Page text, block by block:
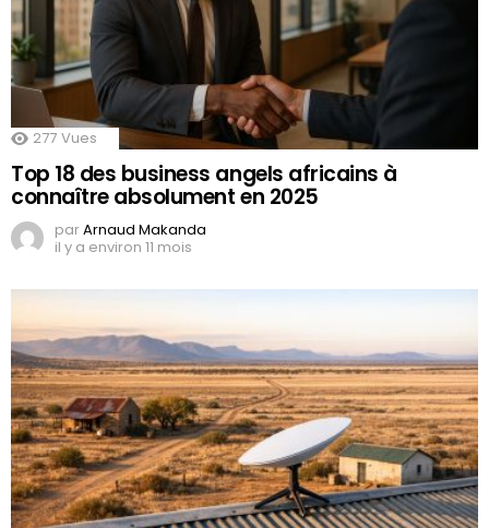
277 Vues
Top 18 des business angels africains à
connaître absolument en 2025
parArnaud Makanda
il y a environ 11 mois